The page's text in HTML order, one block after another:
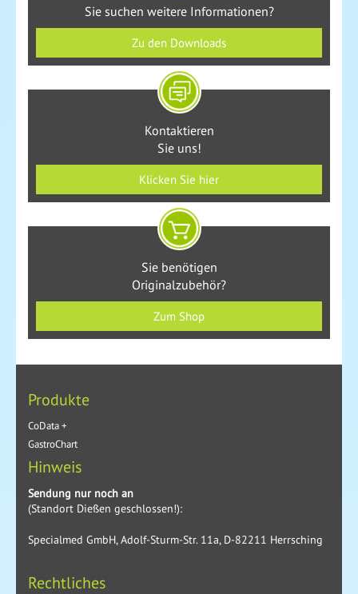
Sie suchen weitere Informationen?
Zu den Downloads
Kontaktieren
Sie uns!
Klicken Sie hier
Sie benötigen
Originalzubehör?
Zum Shop
Produkte
CoData +
GastroChart
Hinweis
Sendung nur noch an
(Standort Dießen geschlossen!):
Specialmed GmbH, Adolf-Sturm-Str. 11a, D-82211 Herrsching
Rechtliches